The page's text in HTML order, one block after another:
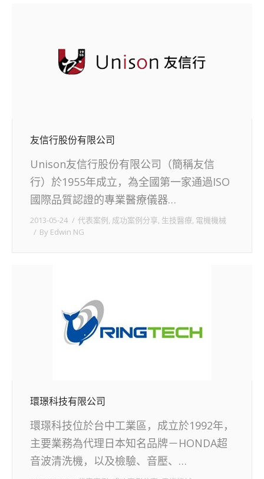
友信行股份有限公司
Unison友信行股份有限公司（簡稱友信
行）於1955年成立，為全國第一家通過ISO
國際品質認證的專業醫療儀器…
2013-05-24 代表案例, 成功案例分享, 生技醫療, 電機機械
By Edwin NG
環璟科技有限公司
環璟科技位於台中工業區，成立於1992年，
主要業務為代理日本知名品牌－HONDA超
音波清洗機，以及檢驗、音壓、…